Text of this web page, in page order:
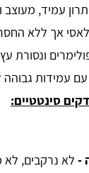
עמיד, מעוצב
אך ללא
ונסורת
עמידות גבוהה
סינטטיים:
- לא נרקבים, לא